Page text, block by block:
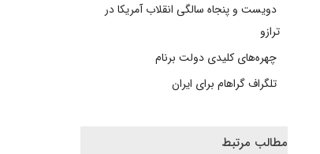
دویست و پنجاه سالگی انقلاب آمریکا در
ترازو
چهره‌های کلیدی دولت برنام
تلگراف گراهام برای ایران
مطالب مرتبط